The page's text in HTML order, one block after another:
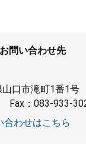
問い合わせ先
山口市滝町1番1号
Fax：083-933-
合わせはこちら